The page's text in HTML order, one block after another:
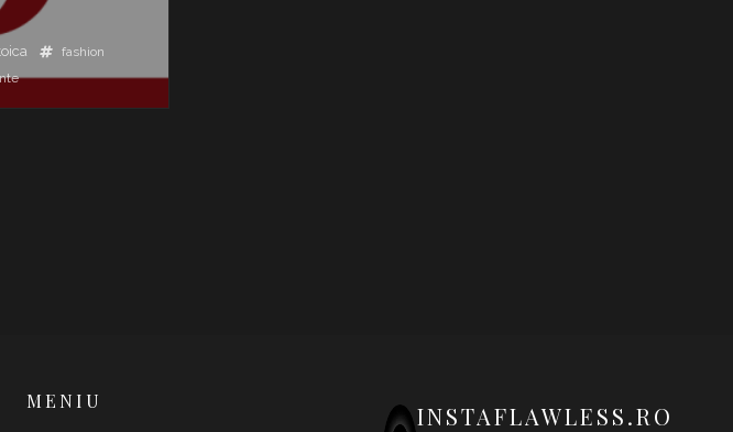
fashion
MENIU
INSTAFLAWLESS.RO